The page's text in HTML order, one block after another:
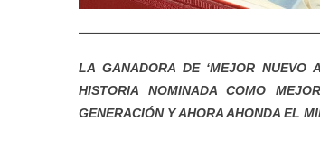
LA GANADORA DE ‘MEJOR
HISTORIA NOMINADA COMO
GENERACIÓN Y AHORA AHONDA EL